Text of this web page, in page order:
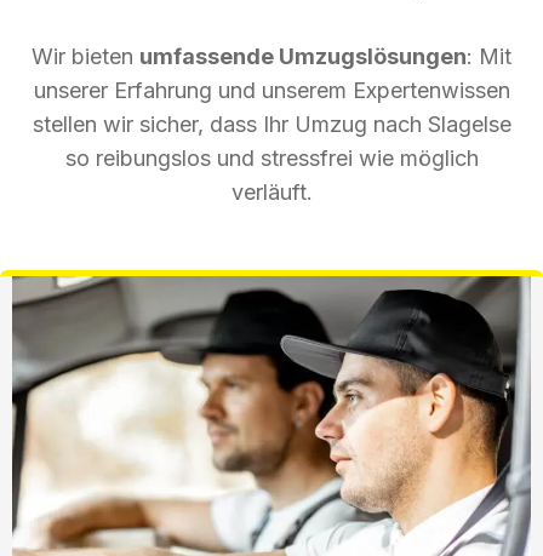
Wir bieten umfassende Umzugslösungen: Mit
unserer Erfahrung und unserem Expertenwissen
stellen wir sicher, dass Ihr Umzug nach Slagelse
so reibungslos und stressfrei wie möglich
verläuft.